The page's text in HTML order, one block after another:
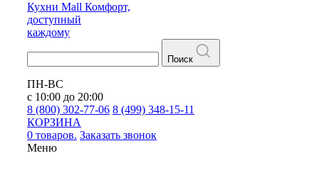
Кухни Mall Комфорт,
доступный
каждому
Поиск
ПН-ВС
с 10:00 до 20:00
8 (800) 302-77-06 8 (499) 348-15-11
КОРЗИНА
0 товаров. Заказать звонок
Меню